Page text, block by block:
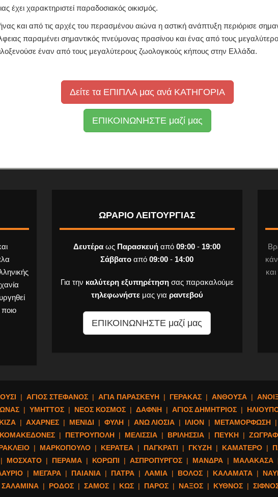
έχει χαρακτηριστεί παραδοσιακός οικισμός.
και από τις αρχές του περασμένου αιώνα η αστική ανάπτυξη περιόρισε
παραμένει σημαντικός πνεύμονας πρασίνου και ένας από τους
έναν από τους μεγαλύτερους ζωολογικούς κήπους στην Ελλάδα.
Δείτε τα ΕΠΙΠΛΑ μας ανά ΚΑΤΗΓΟΡΙΑ
ΕΠΙΚΟΙΝΩΝΗΣΤΕ μαζί μας
ΩΡΑΡΙΟ ΛΕΙΤΟΥΡΓΙΑΣ
Δευτέρα ως Παρασκευή από09:00 - 19:00
Σάββατο από09:00 - 14:00
Για την καλύτερη εξυπηρέτησησας παρακαλούμε
τηλεφωνήστεμας για ραντεβού
ΕΠΙΚΟΙΝΩΝΗΣΤΕ μαζί μας
| ΑΓΙΟΣ ΣΤΕΦΑΝΟΣ | ΑΓΙΑ ΠΑΡΑΣΚΕΥΗ | ΓΕΡΑΚΑΣ | ΑΝΘΟΥΣΑ |
| ΥΜΗΤΤΟΣ | ΝΕΟΣ ΚΟΣΜΟΣ | ΔΑΦΝΗ | ΑΓΙΟΣ ΔΗΜΗΤΡΙΟΣ |
| ΑΧΑΡΝΕΣ | ΜΕΝΙΔΙ | ΦΥΛΗ | ΑΝΩ ΛΙΟΣΙΑ | ΙΛΙΟΝ | ΜΕΤΑΜΟΡΦΩΣΗ |
| ΠΕΤΡΟΥΠΟΛΗ | ΜΕΛΙΣΣΙΑ | ΒΡΙΛΗΣΣΙΑ | ΠΕΥΚΗ |
| ΜΑΡΚΟΠΟΥΛΟ | ΚΕΡΑΤΕΑ | ΠΑΓΚΡΑΤΙ | ΓΚΥΖΗ | ΚΑΜΑΤΕΡΟ |
| ΜΟΣΧΑΤΟ | ΠΕΡΑΜΑ | ΚΟΡΩΠΙ | ΑΣΠΡΟΠΥΡΓΟΣ | ΜΑΝΔΡΑ | ΜΑΛΑΚΑΣΑ
| ΜΕΓΑΡΑ | ΠΑΙΑΝΙΑ | ΠΑΤΡΑ | ΛΑΜΙΑ | ΒΟΛΟΣ | ΚΑΛΑΜΑΤΑ |
ΣΑΛΑΜΙΝΑ | ΡΟΔΟΣ | ΣΑΜΟΣ | ΚΩΣ | ΠΑΡΟΣ | ΝΑΞΟΣ | ΚΥΘΝΟΣ |